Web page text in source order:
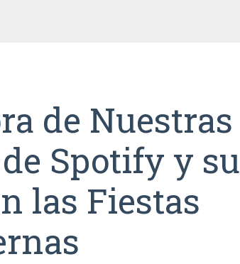
de Nuestras
Spotify y su
las Fiestas